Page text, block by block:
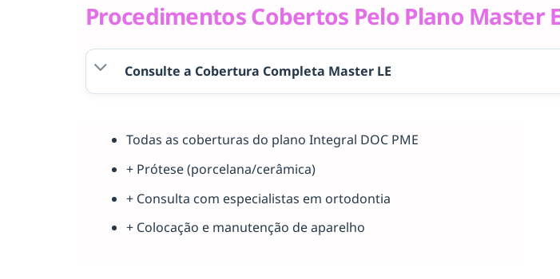
Procedimentos Cobertos Pelo Plano Master
Consulte a Cobertura Completa Master LE
Todas as coberturas do plano Integral DOC PME
+ Prótese (porcelana/cerâmica)
+ Consulta com especialistas em ortodontia
+ Colocação e manutenção de aparelho